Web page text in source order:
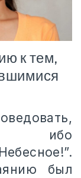
к тем,
ибо
был